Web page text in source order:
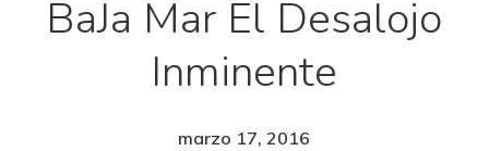
BaJa Mar El Desalojo
Inminente
marzo 17, 2016